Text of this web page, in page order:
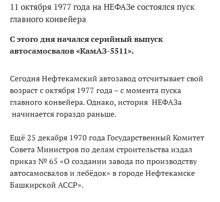
11 октября 1977 года на НЕФАЗе состоялся пуск
главного конвейера
С этого дня начался серийный выпуск
автосамосвалов «КамАЗ-5511».
Сегодня Нефтекамский автозавод отсчитывает свой
возраст с октября 1977 года – с момента пуска
главного конвейера. Однако, история НЕФАЗа
начинается гораздо раньше.
Ещё 25 декабря 1970 года Государственный Комитет
Совета Министров по делам строительства издал
приказ № 65 «О создании завода по производству
автосамосвалов и лебёдок» в городе Нефтекамске
Башкирской АССР».